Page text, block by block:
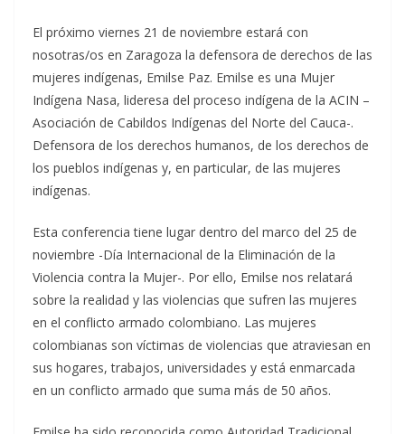
El próximo viernes 21 de noviembre estará con
nosotras/os en Zaragoza la defensora de derechos de las
mujeres indígenas, Emilse Paz. Emilse es una Mujer
Indígena Nasa, lideresa del proceso indígena de la ACIN –
Asociación de Cabildos Indígenas del Norte del Cauca-.
Defensora de los derechos humanos, de los derechos de
los pueblos indígenas y, en particular, de las mujeres
indígenas.
Esta conferencia tiene lugar dentro del marco del 25 de
noviembre -Día Internacional de la Eliminación de la
Violencia contra la Mujer-. Por ello, Emilse nos relatará
sobre la realidad y las violencias que sufren las mujeres
en el conflicto armado colombiano. Las mujeres
colombianas son víctimas de violencias que atraviesan en
sus hogares, trabajos, universidades y está enmarcada
en un conflicto armado que suma más de 50 años.